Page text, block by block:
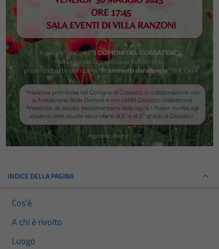
INDICE DELLA PAGINA
Cos'è
A chi è rivolto
Luogo